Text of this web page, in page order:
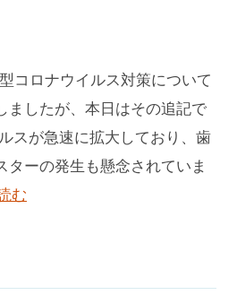
コロナウイルス対策について
ましたが、本日はその追記で
スが急速に拡大しており、歯
ターの発生も懸念されていま
む